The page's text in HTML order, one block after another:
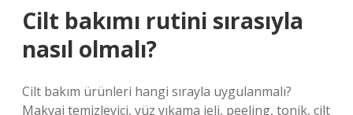
Cilt bakımı rutini sırasıyla
nasıl olmalı?
Cilt bakım ürünleri hangi sırayla uygulanmalı?
Makyaj temizleyici, yüz yıkama jeli, peeling, tonik, cilt